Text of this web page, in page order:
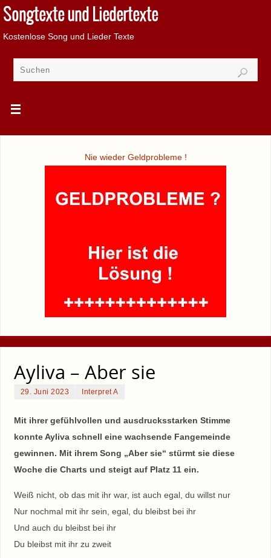
Songtexte und Liedertexte
Kostenlose Song und Lieder Texte
Nie wieder Geldprobleme !
Ayliva – Aber sie
29. Juni 2023 Interpret A
Mit ihrer gefühlvollen und ausdrucksstarken Stimme
konnte Ayliva schnell eine wachsende Fangemeinde
gewinnen. Mit ihrem Song „Aber sie“ stürmt sie diese
Woche die Charts und steigt auf Platz 11 ein.
Weiß nicht, ob das mit ihr war, ist auch egal, du willst nur
Nur nochmal mit ihr sein, egal, du bleibst bei ihr
Und auch du bleibst bei ihr
Du bleibst mit ihr zu zweit